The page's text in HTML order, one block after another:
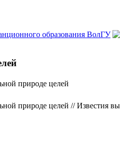
образования ВолГУ
природе целей
природе целей // Известия